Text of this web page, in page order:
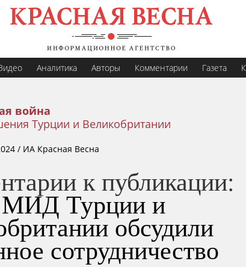
Аналитика Авторы Комментарии Газета
война
Турции и Великобритании
/ ИА Красная Весна
к публикации:
МИД Турции и
обсудили
сотрудничество